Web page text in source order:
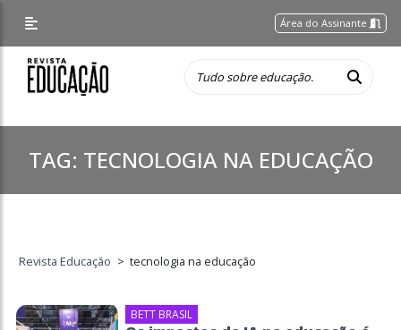
Área do Assinante
TAG: TECNOLOGIA NA EDUCAÇÃO
Revista Educação > tecnologia na educação
BETT BRASIL